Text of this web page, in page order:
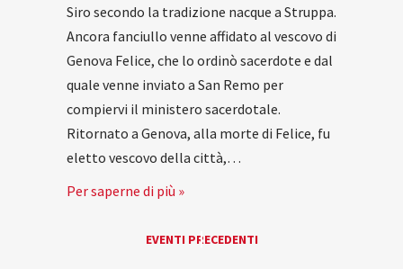
Siro secondo la tradizione nacque a Struppa.
Ancora fanciullo venne affidato al vescovo di
Genova Felice, che lo ordinò sacerdote e dal
quale venne inviato a San Remo per
compiervi il ministero sacerdotale.
Ritornato a Genova, alla morte di Felice, fu
eletto vescovo della città,…
Per saperne di più »
EVENTI PRECEDENTI